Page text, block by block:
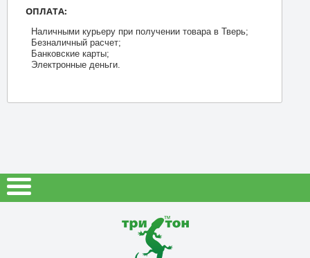
ОПЛАТА:
Наличными курьеру при получении товара в Тверь;
Безналичный расчет;
Банковские карты;
Электронные деньги.